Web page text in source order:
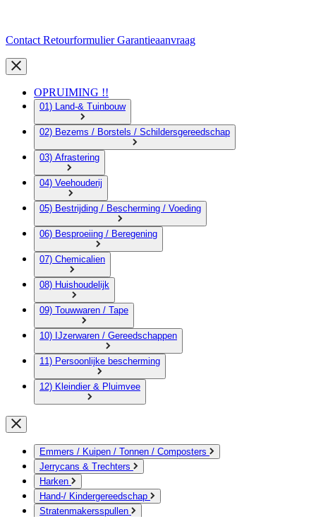
Contact RetourformulierGarantieaanvraag
OPRUIMING !!
01) Land-& Tuinbouw
02) Bezems / Borstels / Schildersgereedschap
03) Afrastering
04) Veehouderij
05) Bestrijding / Bescherming / Voeding
06) Besproeiing / Beregening
07) Chemicalien
08) Huishoudelijk
09) Touwwaren / Tape
10) IJzerwaren / Gereedschappen
11) Persoonlijke bescherming
12) Kleindier & Pluimvee
Emmers / Kuipen / Tonnen / Composters
Jerrycans & Trechters
Harken
Hand-/ Kindergereedschap
Stratenmakersspullen